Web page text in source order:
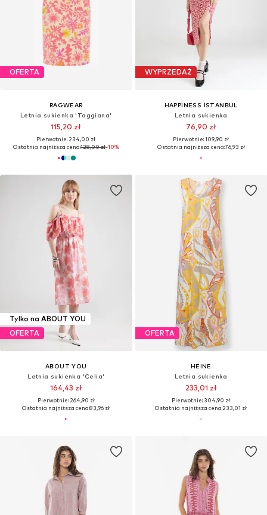
OFERTA
RAGWEAR
Letnia sukienka 'Taggiana'
115,20 zł
Pierwotnie: 234,00 zł
Ostatnia najniższa cena:128,00 zł-10%
WYPRZEDAŻ
HAPPINESS İSTANBUL
Letnia sukienka
76,90 zł
Pierwotnie: 109,90 zł
Ostatnia najniższa cena:76,93 zł
Tylko na ABOUT YOU
OFERTA
ABOUT YOU
Letnia sukienka 'Celia'
164,43 zł
Pierwotnie: 264,90 zł
Ostatnia najniższa cena:83,96 zł
OFERTA
HEINE
Letnia sukienka
233,01 zł
Pierwotnie: 304,90 zł
Ostatnia najniższa cena:233,01 zł